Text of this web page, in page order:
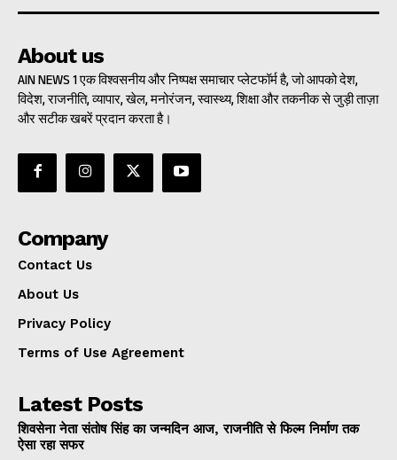
About us
AIN NEWS 1 एक विश्वसनीय और निष्पक्ष समाचार प्लेटफॉर्म है, जो आपको देश,
विदेश, राजनीति, व्यापार, खेल, मनोरंजन, स्वास्थ्य, शिक्षा और तकनीक से जुड़ी ताज़ा
और सटीक खबरें प्रदान करता है।
Company
Contact Us
About Us
Privacy Policy
Terms of Use Agreement
Latest Posts
शिवसेना नेता संतोष सिंह का जन्मदिन आज, राजनीति से फिल्म निर्माण तक
ऐसा रहा सफर